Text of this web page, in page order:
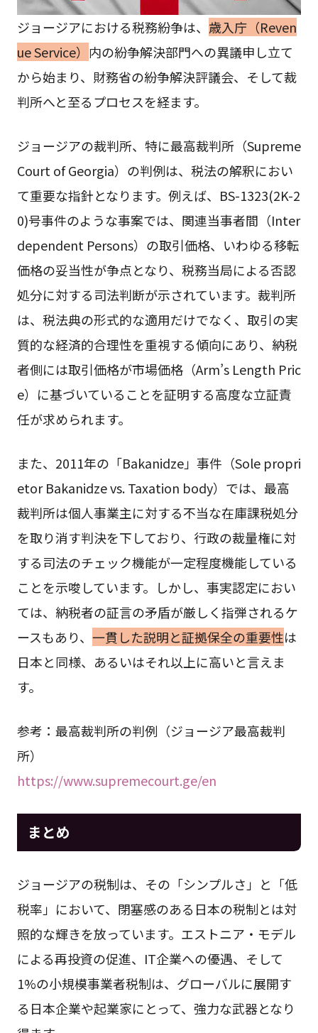
ジョージアにおける税務紛争は、 歳入庁（Reven
ue Service） 内の紛争解決部門への異議申し立て
から始まり、財務省の紛争解決評議会、そして裁
判所へと至るプロセスを経ます。
ジョージアの裁判所、特に最高裁判所（Supreme
Court of Georgia）の判例は、税法の解釈におい
て重要な指針となります。例えば、BS-1323(2K-2
0)号事件のような事案では、関連当事者間（Inter
dependent Persons）の取引価格、いわゆる移転
価格の妥当性が争点となり、税務当局による否認
処分に対する司法判断が示されています。裁判所
は、税法典の形式的な適用だけでなく、取引の実
質的な経済的合理性を重視する傾向にあり、納税
者側には取引価格が市場価格（Arm’s Length Pric
e）に基づいていることを証明する高度な立証責
任が求められます。
また、2011年の「Bakanidze」事件（Sole propri
etor Bakanidze vs. Taxation body）では、最高
裁判所は個人事業主に対する不当な在庫課税処分
を取り消す判決を下しており、行政の裁量権に対
する司法のチェック機能が一定程度機能している
ことを示唆しています。しかし、事実認定におい
ては、納税者の証言の矛盾が厳しく指弾されるケ
ースもあり、 一貫した説明と証拠保全の重要性は
日本と同様、あるいはそれ以上に高いと言えま
す。
参考：最高裁判所の判例（ジョージア最高裁判
所）
https://www.supremecourt.ge/en
まとめ
ジョージアの税制は、その「シンプルさ」と「低
税率」において、閉塞感のある日本の税制とは対
照的な輝きを放っています。エストニア・モデル
による再投資の促進、IT企業への優遇、そして
1%の小規模事業者税制は、グローバルに展開す
る日本企業や起業家にとって、強力な武器となり